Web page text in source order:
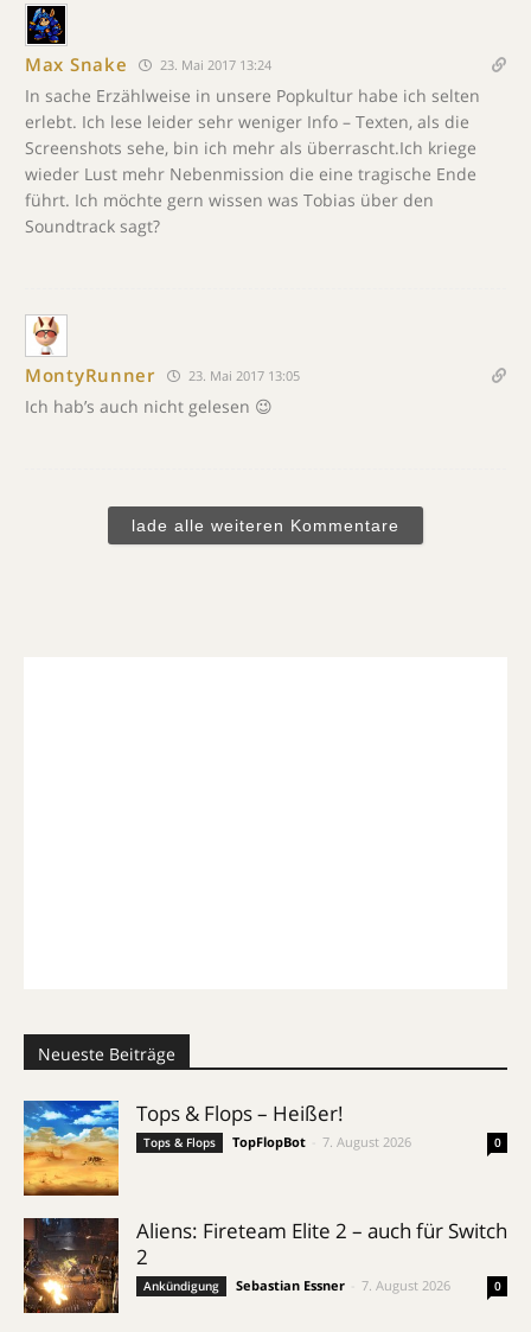
Max Snake 23. Mai 2017 13:24
In sache Erzählweise in unsere Popkultur habe ich selten
erlebt. Ich lese leider sehr weniger Info – Texten, als die
Screenshots sehe, bin ich mehr als überrascht.Ich kriege
wieder Lust mehr Nebenmission die eine tragische Ende
führt. Ich möchte gern wissen was Tobias über den
Soundtrack sagt?
MontyRunner 23. Mai 2017 13:05
Ich hab’s auch nicht gelesen 😉
lade alle weiteren Kommentare
Neueste Beiträge
Tops & Flops – Heißer!
Tops & Flops TopFlopBot 7. August 2026 0
Aliens: Fireteam Elite 2 – auch für Switch
2
Ankündigung Sebastian Essner 7. August 2026 0